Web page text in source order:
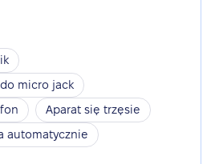
micro jack
Aparat się trzęsie
automatycznie